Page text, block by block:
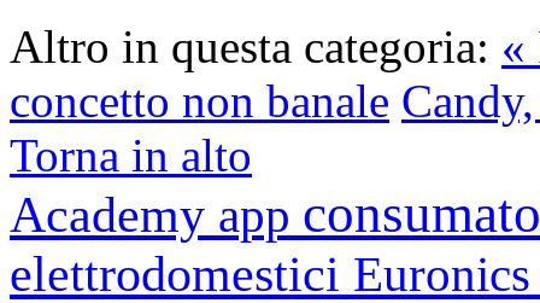
Altro in questa categoria: «
concetto non banale
Torna in alto
Academy app
elettrodomestici